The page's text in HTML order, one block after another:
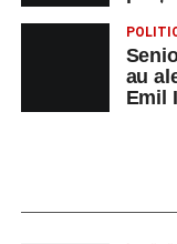
un mod de a lua
informatic,
„Voi merge acasă
sunt vitale.”(Prof.
au
Emil